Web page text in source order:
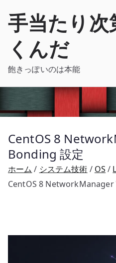
手当たり次
くんだ
飽きっぽいのは本能
CentOS 8
Bonding 設定
ホーム システム技術 OS
CentOS 8 NetworkManager